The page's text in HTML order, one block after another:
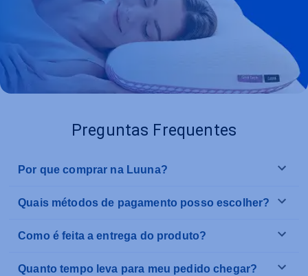
Preguntas Frequentes
Por que comprar na Luuna?
Quais métodos de pagamento posso escolher?
Como é feita a entrega do produto?
Quanto tempo leva para meu pedido chegar?